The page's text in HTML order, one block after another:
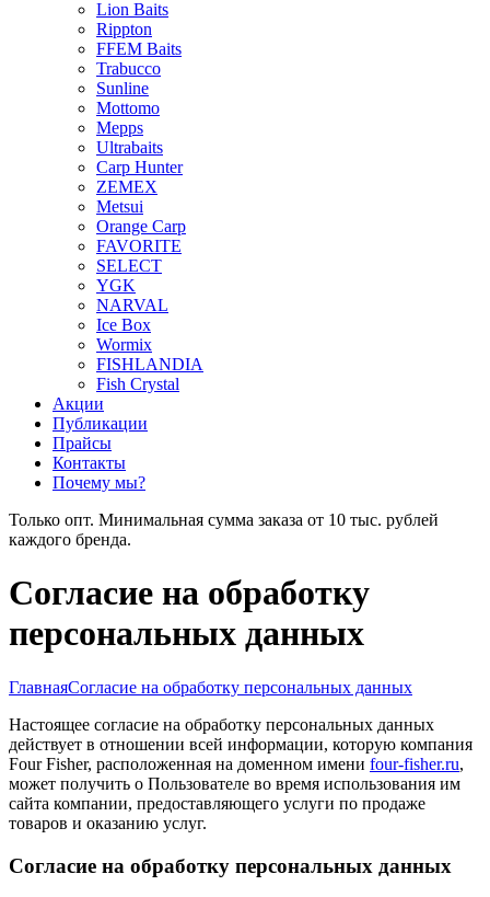
Lion Baits
Rippton
FFEM Baits
Trabucco
Sunline
Mottomo
Mepps
Ultrabaits
Carp Hunter
ZEMEX
Metsui
Orange Carp
FAVORITE
SELECT
YGK
NARVAL
Ice Box
Wormix
FISHLANDIA
Fish Crystal
Акции
Публикации
Прайсы
Контакты
Почему мы?
Только опт. Минимальная сумма заказа от 10 тыс. рублей
каждого бренда.
Согласие на обработку
персональных данных
ГлавнаяСогласие на обработку персональных данных
Настоящее согласие на обработку персональных данных
действует в отношении всей информации, которую компания
Four Fisher, расположенная на доменном имени four-fisher.ru,
может получить о Пользователе во время использования им
сайта компании, предоставляющего услуги по продаже
товаров и оказанию услуг.
Согласие на обработку персональных данных